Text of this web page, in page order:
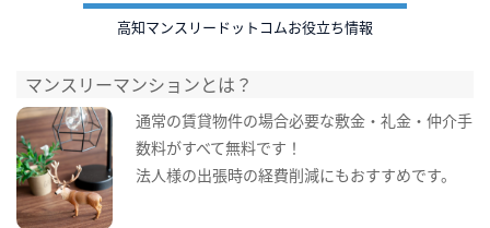
高知マンスリードットコムお役立ち情報
マンスリーマンションとは？
通常の賃貸物件の場合必要な敷金・礼金・仲介手
数料がすべて無料です！
法人様の出張時の経費削減にもおすすめです。